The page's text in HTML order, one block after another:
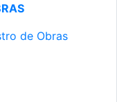
de Obras